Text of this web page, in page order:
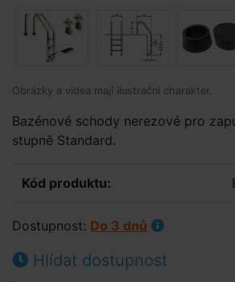
Obrázky a videa mají ilustrační charakter.
Bazénové schody nerezové pro
stupně Standard.
Kód produktu:
Dostupnost: Do 3 dnů
Hlídat dostupnost